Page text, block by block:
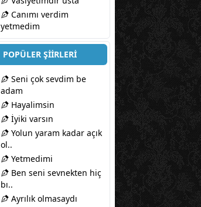
Canımı verdim
yetmedim
POPÜLER ŞİİRLERİ
Seni çok sevdim be
adam
Hayalimsin
İyiki varsın
Yolun yaram kadar açık
ol..
Yetmedimi
Ben seni sevnekten hiç
bı..
Ayrılık olmasaydı